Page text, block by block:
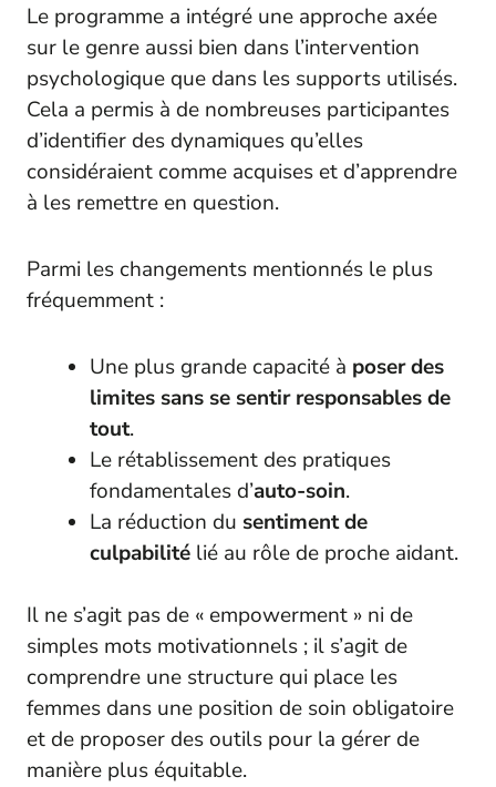
Le programme a intégré une approche axée
sur le genre aussi bien dans l’intervention
psychologique que dans les supports utilisés.
Cela a permis à de nombreuses participantes
d’identifier des dynamiques qu’elles
considéraient comme acquises et d’apprendre
à les remettre en question.
Parmi les changements mentionnés le plus
fréquemment :
Une plus grande capacité à poser des
limites sans se sentir responsables de
tout.
Le rétablissement des pratiques
fondamentales d’auto-soin.
La réduction du sentiment de
culpabilité lié au rôle de proche aidant.
Il ne s’agit pas de « empowerment » ni de
simples mots motivationnels ; il s’agit de
comprendre une structure qui place les
femmes dans une position de soin obligatoire
et de proposer des outils pour la gérer de
manière plus équitable.